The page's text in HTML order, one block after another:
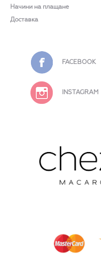
Начини на плащане
Доставка
FACEBOOK
INSTAGRAM